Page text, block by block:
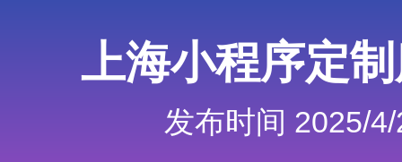
上海小程序定
发布时间 2025/